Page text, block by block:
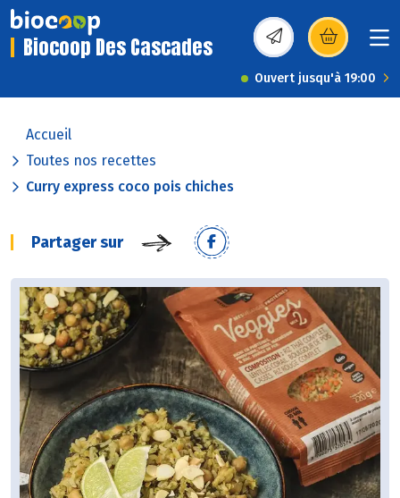
Biocoop Des Cascades (s’ouvre dans une
Ouvert jusqu'à 19:00
Accueil
Toutes nos recettes
Curry express coco pois chiches
Partager sur